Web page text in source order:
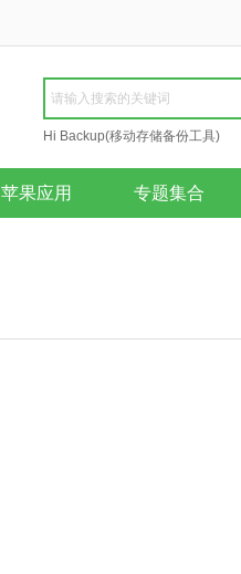
Hi Backup(移动存储备份工具)
Repair
苹果应用 专题集合